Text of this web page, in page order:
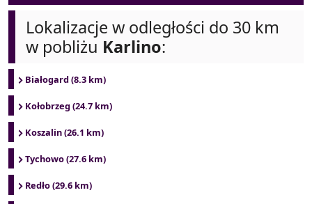
Lokalizacje w odległości do 30 km
w pobliżu Karlino:
Białogard (8.3 km)
Kołobrzeg (24.7 km)
Koszalin (26.1 km)
Tychowo (27.6 km)
Redło (29.6 km)